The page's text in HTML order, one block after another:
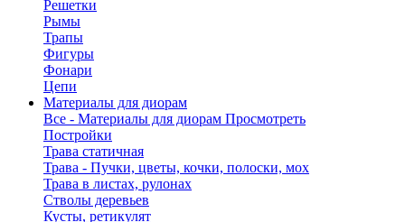
Решетки
Рымы
Трапы
Фигуры
Фонари
Цепи
Материалы для диорам
Все - Материалы для диорам Просмотреть
Постройки
Трава статичная
Трава - Пучки, цветы, кочки, полоски, мох
Трава в листах, рулонах
Стволы деревьев
Кусты, ретикулят